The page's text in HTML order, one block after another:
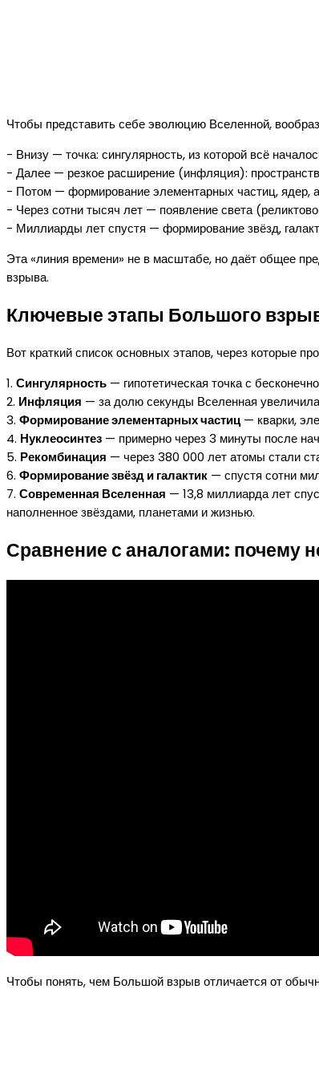
Чтобы представить себе эволюцию Вселенной,
- Внизу — точка: сингулярность, из которой всё
- Далее — резкое расширение (инфляция):
- Потом — формирование элементарных частиц, ядер,
- Через сотни тысяч лет — появление света
- Миллиарды лет спустя — формирование звёзд,
Эта «линия времени» не в масштабе, но даёт общее
взрыва.
Ключевые этапы Большого
Вот краткий список основных этапов, через которые
1. Сингулярность — гипотетическая точка с
2. Инфляция — за долю секунды Вселенная
3. Формирование элементарных частиц — кварки,
4. Нуклеосинтез — примерно через 3 минуты после
5. Рекомбинация — через 380 000 лет атомы стали
6. Формирование звёзд и галактик — спустя сотни
7. Современная Вселенная — 13,8 миллиарда лет
наполненное звёздами, планетами и жизнью.
Сравнение с аналогами: почему
Чтобы понять, чем Большой взрыв отличается от